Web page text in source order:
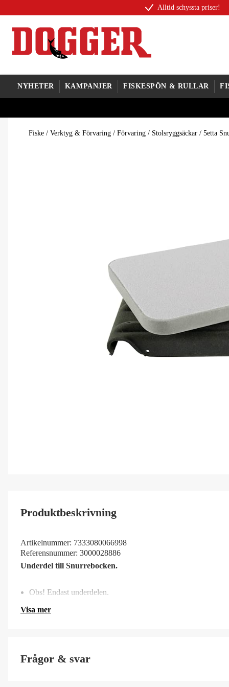
Alltid schyssta priser!
NYHETER KAMPANJER FISKESPÖN & RULLAR
Fiske / Verktyg & Förvaring / Förvaring / Stolsryggsäckar / 5etta
Produktbeskrivning
Artikelnummer: 7333080066998
Referensnummer: 3000028886
Underdel till Snurrebocken.
Obs! Endast underdelen.
Visa mer
Frågor & svar